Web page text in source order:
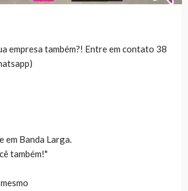
empresa também?! Entre em contato 38
em Banda Larga.
também!"